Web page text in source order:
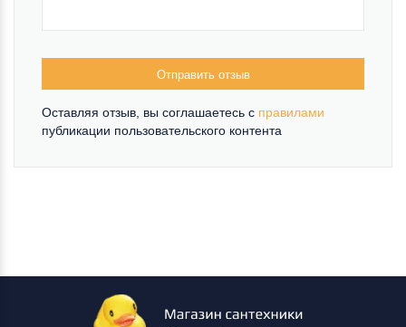
Отправить отзыв
Оставляя отзыв, вы соглашаетесь c правилами
публикации пользовательского контента